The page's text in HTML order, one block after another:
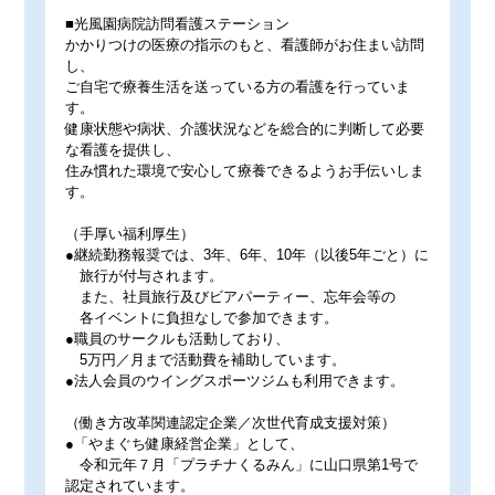
■光風園病院訪問看護ステーション
かかりつけの医療の指示のもと、看護師がお住まい訪問
し、
ご自宅で療養生活を送っている方の看護を行っていま
す。
健康状態や病状、介護状況などを総合的に判断して必要
な看護を提供し、
住み慣れた環境で安心して療養できるようお手伝いしま
す。
（手厚い福利厚生）
●継続勤務報奨では、3年、6年、10年（以後5年ごと）に
旅行が付与されます。
また、社員旅行及びビアパーティー、忘年会等の
各イベントに負担なしで参加できます。
●職員のサークルも活動しており、
5万円／月まで活動費を補助しています。
●法人会員のウイングスポーツジムも利用できます。
（働き方改革関連認定企業／次世代育成支援対策）
●「やまぐち健康経営企業」として、
令和元年７月「プラチナくるみん」に山口県第1号で
認定されています。